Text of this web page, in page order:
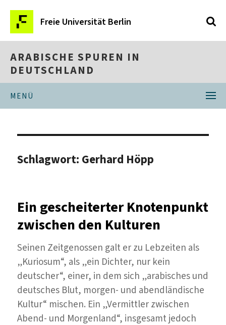
Freie Universität Berlin
ARABISCHE SPUREN IN
DEUTSCHLAND
MENÜ
Schlagwort: Gerhard Höpp
Ein gescheiterter Knotenpunkt
zwischen den Kulturen
Seinen Zeitgenossen galt er zu Lebzeiten als
„Kuriosum“, als „ein Dichter, nur kein
deutscher“, einer, in dem sich „arabisches und
deutsches Blut, morgen- und abendländische
Kultur“ mischen. Ein „Vermittler zwischen
Abend- und Morgenland“, insgesamt jedoch